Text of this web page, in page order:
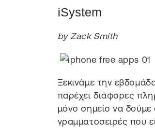
iSystem
by Zack Smith
Ξεκινάμε την
παρέχει διάφορες
μόνο σημείο να δούμε
γραμματοσειρές που